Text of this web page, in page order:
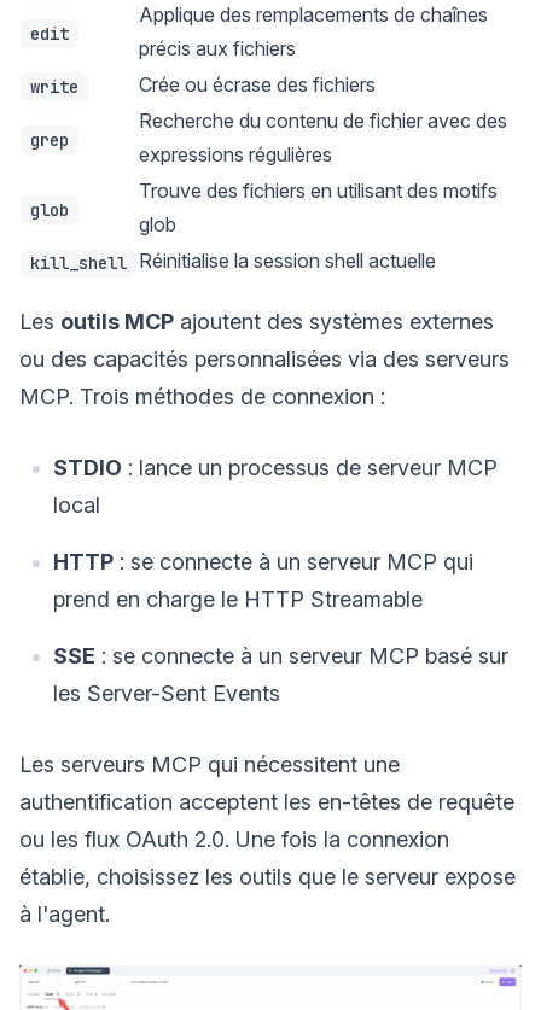
edit
Applique des remplacements de chaînes
précis aux fichiers
write Crée ou écrase des fichiers
grep
Recherche du contenu de fichier avec des
expressions régulières
glob
Trouve des fichiers en utilisant des motifs
glob
kill_shell Réinitialise la session shell actuelle
Les outils MCP ajoutent des systèmes externes
ou des capacités personnalisées via des serveurs
MCP. Trois méthodes de connexion :
STDIO : lance un processus de serveur MCP
local
HTTP : se connecte à un serveur MCP qui
prend en charge le HTTP Streamable
SSE : se connecte à un serveur MCP basé sur
les Server-Sent Events
Les serveurs MCP qui nécessitent une
authentification acceptent les en-têtes de requête
ou les flux OAuth 2.0. Une fois la connexion
établie, choisissez les outils que le serveur expose
à l'agent.